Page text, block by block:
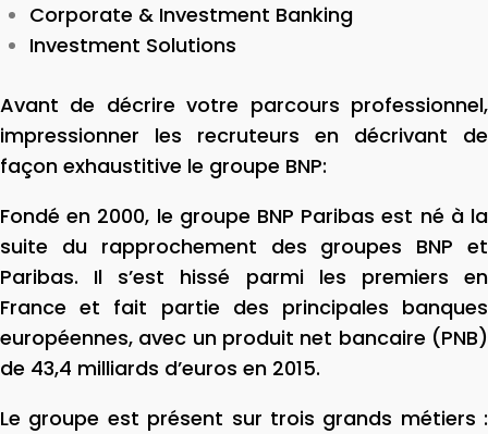
Corporate & Investment Banking
Investment Solutions
Avant de décrire votre parcours professionnel,
impressionner les recruteurs en décrivant de
façon exhaustitive le groupe BNP:
Fondé en 2000, le groupe BNP Paribas est né à la
suite du rapprochement des groupes BNP et
Paribas. Il s’est hissé parmi les premiers en
France et fait partie des principales banques
européennes, avec un produit net bancaire (PNB)
de 43,4 milliards d’euros en 2015.
Le groupe est présent sur trois grands métiers :